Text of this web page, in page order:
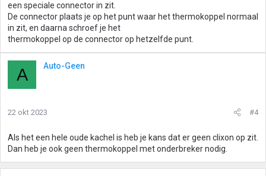
een speciale connector in zit.
De connector plaats je op het punt waar het thermokoppel normaal
in zit, en daarna schroef je het
thermokoppel op de connector op hetzelfde punt.
A Auto-Geen
22 okt 2023 #4
Als het een hele oude kachel is heb je kans dat er geen clixon op zit.
Dan heb je ook geen thermokoppel met onderbreker nodig.